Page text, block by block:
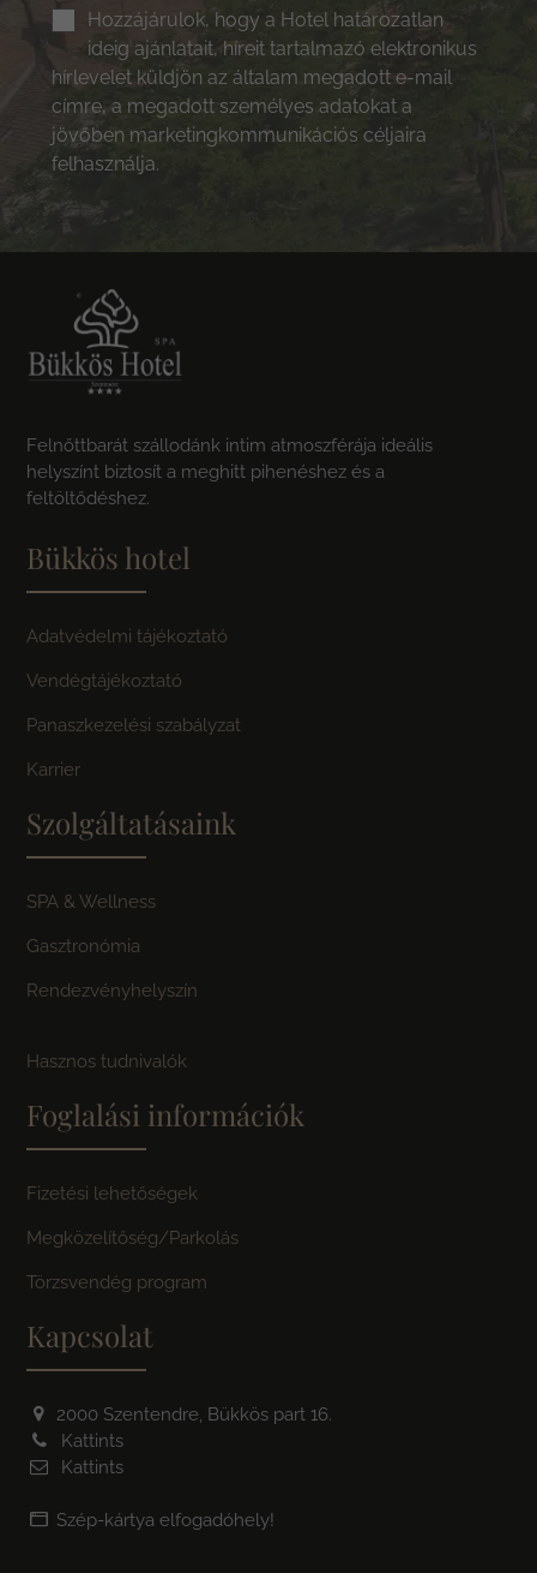
Hozzájárulok, hogy a Hotel határozatlan
ideig ajánlatait, híreit tartalmazó elektronikus
hírlevelet küldjön az általam megadott e-mail
címre, a megadott személyes adatokat a
jövőben marketingkommunikációs céljaira
felhasználja.
Felnőttbarát szállodánk intim atmoszférája ideális
helyszínt biztosít a meghitt pihenéshez és a
feltöltődéshez.
Bükkös hotel
Adatvédelmi tájékoztató
Vendégtájékoztató
Panaszkezelési szabályzat
Karrier
Szolgáltatásaink
SPA & Wellness
Gasztronómia
Rendezvényhelyszín
Hasznos tudnivalók
Foglalási információk
Fizetési lehetőségek
Megközelítőség/Parkolás
Törzsvendég program
Kapcsolat
2000 Szentendre, Bükkös part 16.
Kattints
Kattints
Szép-kártya elfogadóhely!